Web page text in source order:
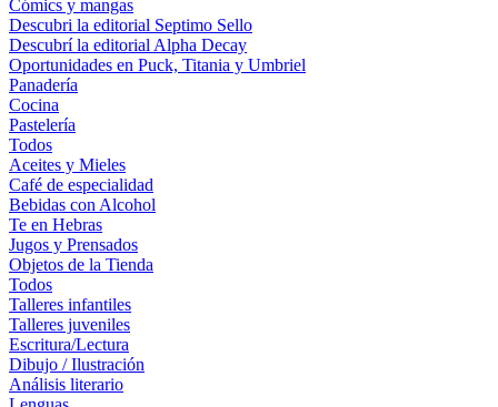
Cómics y mangas
Descubri la editorial Septimo Sello
Descubrí la editorial Alpha Decay
Oportunidades en Puck, Titania y Umbriel
Panadería
Cocina
Pastelería
Todos
Aceites y Mieles
Café de especialidad
Bebidas con Alcohol
Te en Hebras
Jugos y Prensados
Objetos de la Tienda
Todos
Talleres infantiles
Talleres juveniles
Escritura/Lectura
Dibujo / Ilustración
Análisis literario